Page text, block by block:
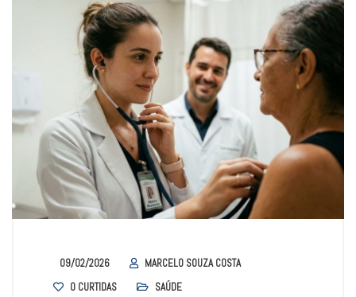
09/02/2026
MARCELO SOUZA COSTA
0 CURTIDAS SAÚDE